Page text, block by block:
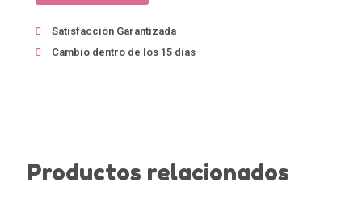
Satisfacción Garantizada
Cambio dentro de los 15 días
Productos relacionados